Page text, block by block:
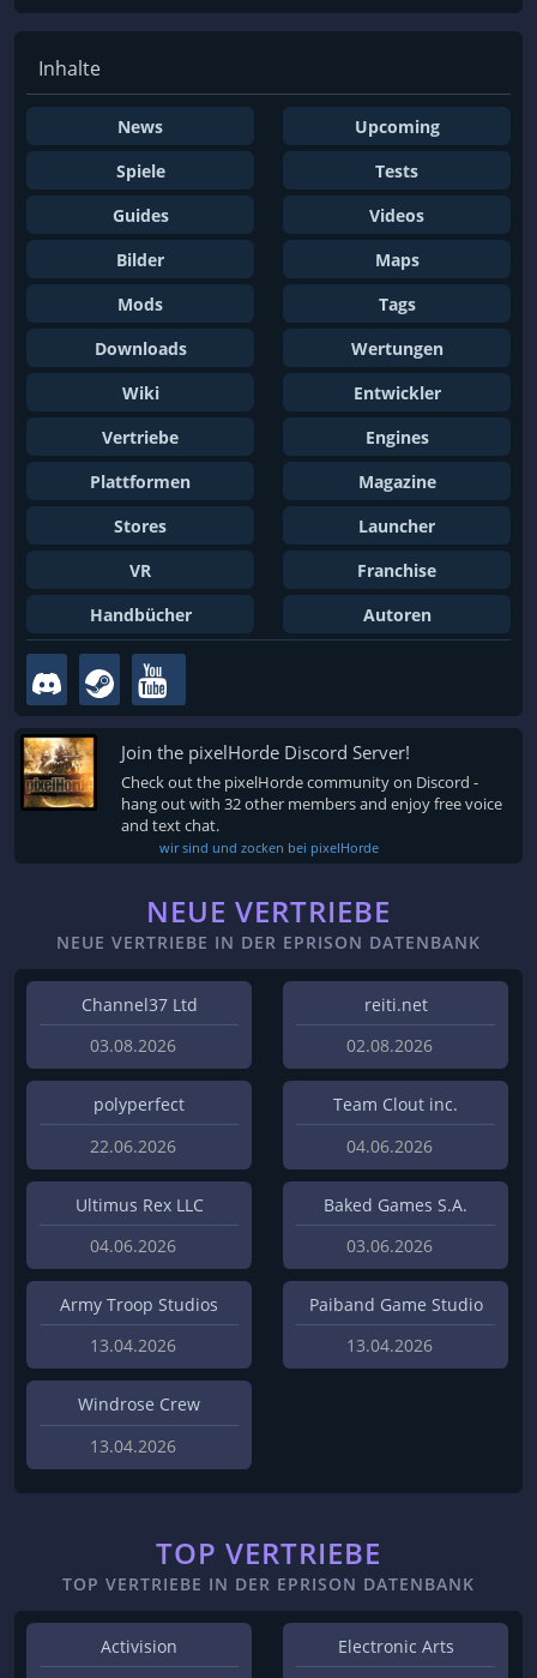
Inhalte
News
Upcoming
Spiele
Tests
Guides
Videos
Bilder
Maps
Mods
Tags
Downloads
Wertungen
Wiki
Entwickler
Vertriebe
Engines
Plattformen
Magazine
Stores
Launcher
VR
Franchise
Handbücher
Autoren
Join the pixelHorde Discord Server!
Check out the pixelHorde community on Discord -
hang out with 32 other members and enjoy free voice
and text chat.
wir sind und zocken bei pixelHorde
NEUE VERTRIEBE
NEUE VERTRIEBE IN DER EPRISON DATENBANK
Channel37 Ltd
03.08.2026
reiti.net
02.08.2026
polyperfect
22.06.2026
Team Clout inc.
04.06.2026
Ultimus Rex LLC
04.06.2026
Baked Games S.A.
03.06.2026
Army Troop Studios
13.04.2026
Paiband Game Studio
13.04.2026
Windrose Crew
13.04.2026
TOP VERTRIEBE
TOP VERTRIEBE IN DER EPRISON DATENBANK
Activision
Electronic Arts